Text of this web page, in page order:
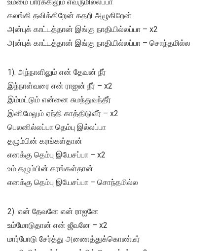
கலங்கி தவிக்கிறேன் கதறி அழுகிறேன்
அன்புக் காட்டத்தான் இங்கு நாதியில்லப்பா – x2
அன்புக் காட்டத்தான் இங்கு நாதியில்லப்பா – சொந்தமில்ல
1). அந்நாளிலும் என் தேவன் நீர்
இந்நாள்வரை என் ராஐன் நீர் – x2
இம்மட்டும் என்னை சுமந்துவந்தீர்
இனிமேலும் ஏந்தி காத்திடுவீர் – x2
பெலனில்லப்பா தெம்பு இல்லப்பா
தழும்பின் கரங்கள்தான்
எனக்கு தெம்பு இயேசப்பா – x2
உம் தழும்பின் கரங்கள்தான்
எனக்கு தெம்பு இயேசப்பா – சொந்தமில்ல
2). என் தேவனே என் ராஐனே
உம்மோடுதான் என் ஜீவனே – x2
மார்போடு சேர்த்து அணைத்துக்கொண்டீர்